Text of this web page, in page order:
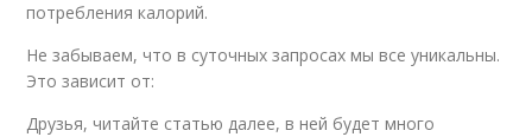
потребления калорий.
Не забываем, что в суточных запросах мы все уникальны.
Это зависит от:
Друзья, читайте статью далее, в ней будет много